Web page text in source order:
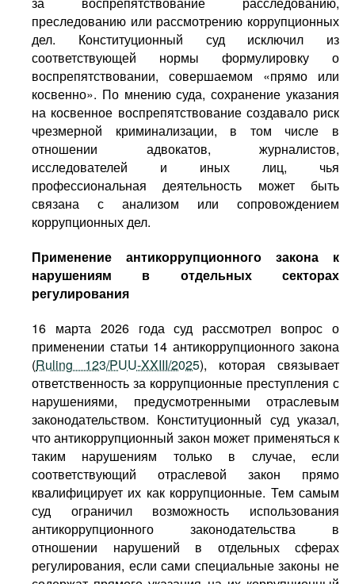
преследованию или рассмотрению коррупционных
дел. Конституционный суд исключил из
соответствующей нормы формулировку о
воспрепятствовании, совершаемом «прямо или
косвенно». По мнению суда, сохранение указания
на косвенное воспрепятствование создавало риск
чрезмерной криминализации, в том числе в
отношении адвокатов, журналистов,
исследователей и иных лиц, чья
профессиональная деятельность может быть
связана с анализом или сопровождением
коррупционных дел.
Применение антикоррупционного закона к
нарушениям в отдельных секторах
регулирования
16 марта 2026 года суд рассмотрел вопрос о
применении статьи 14 антикоррупционного закона
(Ruling 123/PUU-XXIII/2025), которая связывает
ответственность за коррупционные преступления с
нарушениями, предусмотренными отраслевым
законодательством. Конституционный суд указал,
что антикоррупционный закон может применяться к
таким нарушениям только в случае, если
соответствующий отраслевой закон прямо
квалифицирует их как коррупционные. Тем самым
суд ограничил возможность использования
антикоррупционного законодательства в
отношении нарушений в отдельных сферах
регулирования, если сами специальные законы не